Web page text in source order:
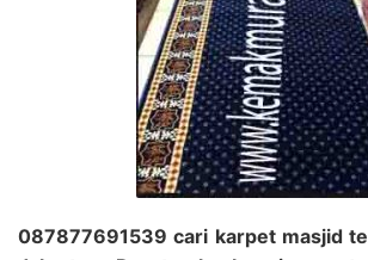
087877691539 cari karpet masjid